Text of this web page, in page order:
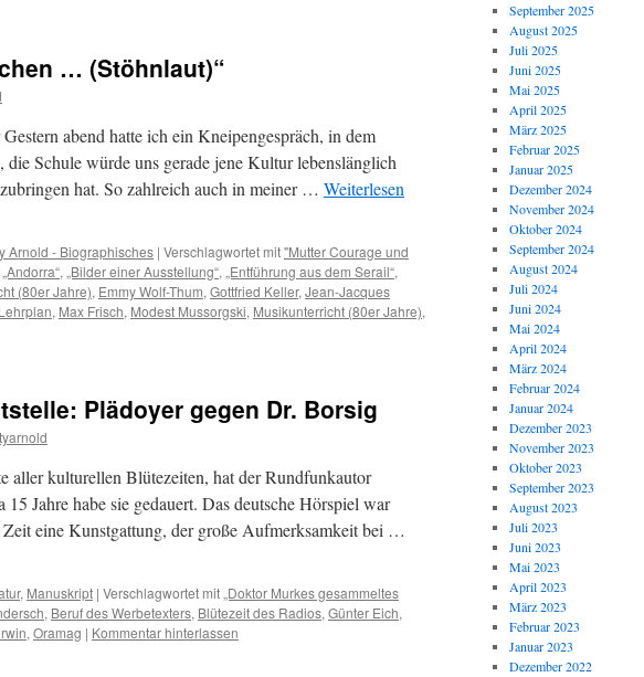
… (Stöhnlaut)“
abend hatte ich ein Kneipengespräch, in dem
Schule würde uns gerade jene Kultur lebenslänglich
hat. So zahlreich auch in meiner … Weiterlesen
Arnold - Biographisches | Verschlagwortet mit"Mutter Courage und
„Andorra“, „Bilder einer Ausstellung“, „Entführung aus dem Serail“,
(80er Jahre), Emmy Wolf-Thum, Gottfried Keller, Jean-Jacques
, Max Frisch, Modest Mussorgski, Musikunterricht (80er Jahre),
Plädoyer gegen Dr. Borsig
aller kulturellen Blütezeiten, hat der Rundfunkautor
Jahre habe sie gedauert. Das deutsche Hörspiel war
Zeit eine Kunstgattung, der große Aufmerksamkeit bei …
, Manuskript | Verschlagwortet mit „Doktor Murkes gesammeltes
, Beruf des Werbetexters, Blütezeit des Radios, Günter Eich,
, Oramag | Kommentar hinterlassen
September 2025
August 2025
Juli 2025
Juni 2025
Mai 2025
April 2025
März 2025
Februar 2025
Januar 2025
Dezember 2024
November 2024
Oktober 2024
September 2024
August 2024
Juli 2024
Juni 2024
Mai 2024
April 2024
März 2024
Februar 2024
Januar 2024
Dezember 2023
November 2023
Oktober 2023
September 2023
August 2023
Juli 2023
Juni 2023
Mai 2023
April 2023
März 2023
Februar 2023
Januar 2023
Dezember 2022